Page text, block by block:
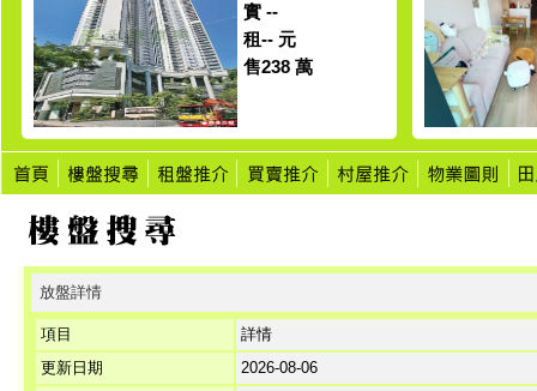
實 --
租-- 元
售238 萬
放盤詳情
項目
詳情
更新日期
2026-08-06